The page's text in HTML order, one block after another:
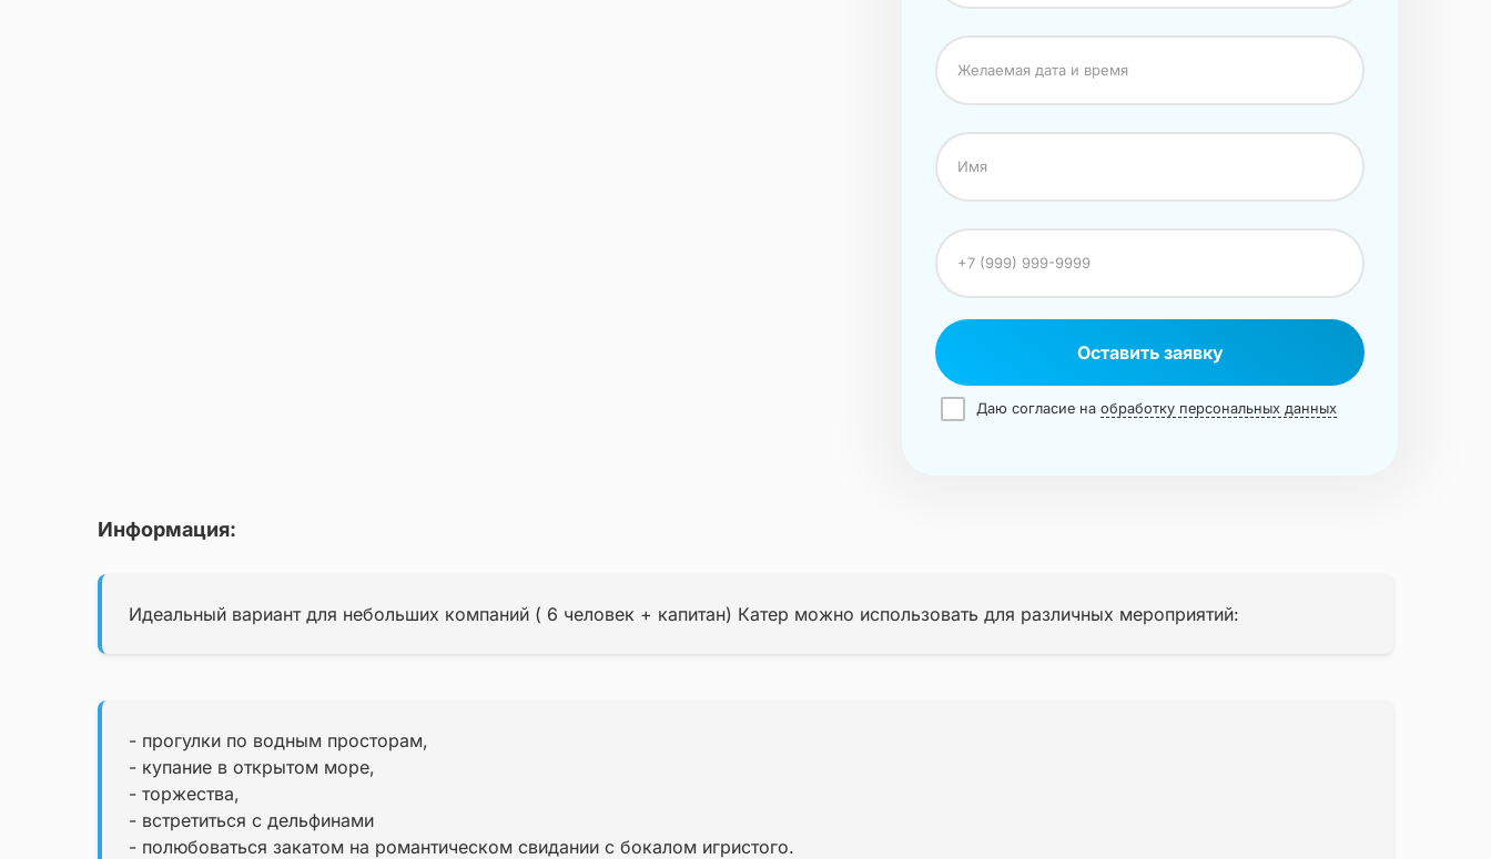
Оставить заявку
Даю согласие на обработку персональных данных
Информация:
Идеальный вариант для небольших компаний ( 6 человек + капитан) Катер можно использовать для различных мероприятий:
- прогулки по водным просторам,
- купание в открытом море,
- торжества,
- встретиться с дельфинами
- полюбоваться закатом на романтическом свидании с бокалом игристого.